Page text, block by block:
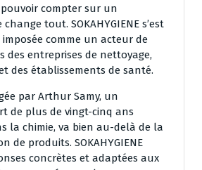
compter sur un
tout. SOKAHYGIENE s’est
comme un acteur de
des entreprises de nettoyage,
des établissements de santé.
par Arthur Samy, un
de plus de vingt-cinq ans
la chimie, va bien au-delà de la
de produits. SOKAHYGIENE
concrètes et adaptées aux